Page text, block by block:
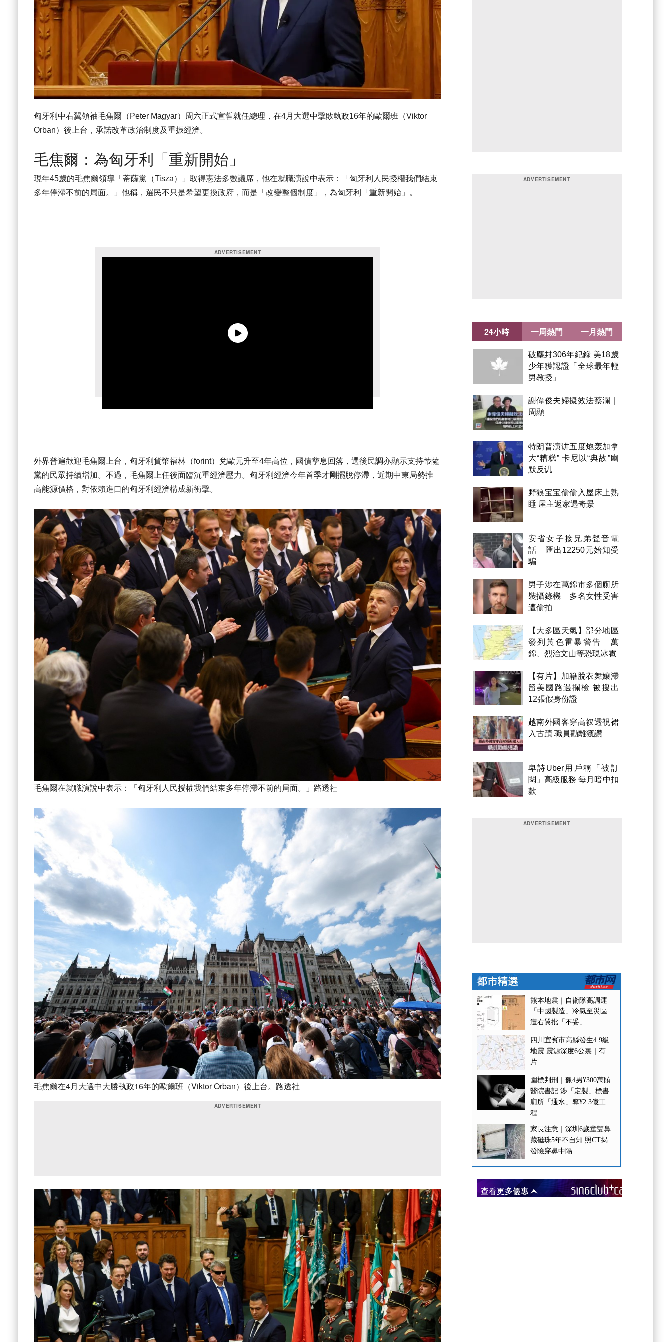
匈牙利中右翼領袖毛焦爾（Peter Magyar）周六正式宣誓就任總理，在4月大選中擊敗執政16年的歐爾班（Viktor
Orban）後上台，承諾改革政治制度及重振經濟。
毛焦爾：為匈牙利「重新開始」
現年45歲的毛焦爾領導「蒂薩黨（Tisza）」取得憲法多數議席，他在就職演說中表示：「匈牙利人民授權我們結束
多年停滯不前的局面。」他稱，選民不只是希望更換政府，而是「改變整個制度」，為匈牙利「重新開始」。
外界普遍歡迎毛焦爾上台，匈牙利貨幣福林（forint）兌歐元升至4年高位，國債孳息回落，選後民調亦顯示支持蒂薩
黨的民眾持續增加。不過，毛焦爾上任後面臨沉重經濟壓力。匈牙利經濟今年首季才剛擺脫停滯，近期中東局勢推
高能源價格，對依賴進口的匈牙利經濟構成新衝擊。
毛焦爾在就職演說中表示：「匈牙利人民授權我們結束多年停滯不前的局面。」路透社
毛焦爾在4月大選中大勝執政16年的歐爾班（Viktor Orban）後上台。路透社
24小時
破塵封306年紀錄 美18歲
少年獲認證「全球最年輕
男教授」
謝偉俊夫婦擬效法蔡瀾｜
周顯
特朗普演讲五度炮轰加拿
大“糟糕” 卡尼以“典故”幽
默反讥
野狼宝宝偷偷入屋床上熟
睡 屋主返家遇奇景
安省女子接兄弟聲音電
話 匯出12250元始知受
騙
男子涉在萬錦市多個廁所
裝攝錄機 多名女性受害
遭偷拍
【大多區天氣】部分地區
發列黃色雷暴警告 萬
錦、烈治文山等恐現冰雹
【有片】加籍脫衣舞孃滯
留美國路遇攔檢 被搜出
12張假身份證
越南外國客穿高衩透視裙
入古蹟 職員勸離獲讚
卑詩Uber用戶稱「被訂
閱」高級服務 每月暗中扣
款
一周熱門 一月熱門